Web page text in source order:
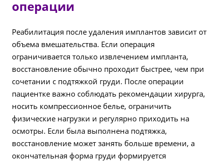
операции
Реабилитация после удаления имплантов зависит от
объема вмешательства. Если операция
ограничивается только извлечением импланта,
восстановление обычно проходит быстрее, чем при
сочетании с подтяжкой груди. После операции
пациентке важно соблюдать рекомендации хирурга,
носить компрессионное белье, ограничить
физические нагрузки и регулярно приходить на
осмотры. Если была выполнена подтяжка,
восстановление может занять больше времени, а
окончательная форма груди формируется